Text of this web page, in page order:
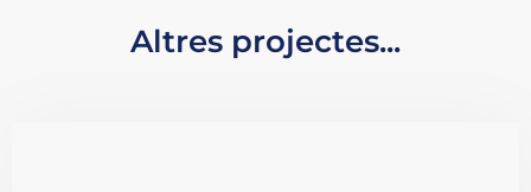
Altres projectes...